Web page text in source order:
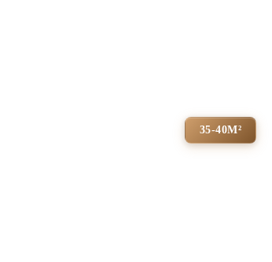
35-40М²